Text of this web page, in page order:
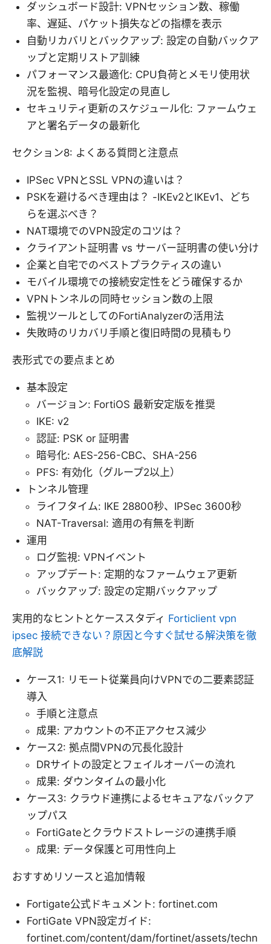
ダッシュボード設計: VPNセッション数、稼働
率、遅延、パケット損失などの指標を表示
自動リカバリとバックアップ: 設定の自動バックア
ップと定期リストア訓練
パフォーマンス最適化: CPU負荷とメモリ使用状
況を監視、暗号化設定の見直し
セキュリティ更新のスケジュール化: ファームウェ
アと署名データの最新化
セクション8: よくある質問と注意点
IPSec VPNとSSL VPNの違いは？
PSKを避けるべき理由は？ -IKEv2とIKEv1、どち
らを選ぶべき？
NAT環境でのVPN設定のコツは？
クライアント証明書 vs サーバー証明書の使い分け
企業と自宅でのベストプラクティスの違い
モバイル環境での接続安定性をどう確保するか
VPNトンネルの同時セッション数の上限
監視ツールとしてのFortiAnalyzerの活用法
失敗時のリカバリ手順と復旧時間の見積もり
表形式での要点まとめ
基本設定
バージョン: FortiOS 最新安定版を推奨
IKE: v2
認証: PSK or 証明書
暗号化: AES-256-CBC、SHA-256
PFS: 有効化（グループ2以上）
トンネル管理
ライフタイム: IKE 28800秒、IPSec 3600秒
NAT-Traversal: 適用の有無を判断
運用
ログ監視: VPNイベント
アップデート: 定期的なファームウェア更新
バックアップ: 設定の定期バックアップ
実用的なヒントとケーススタディ Forticlient vpn
ipsec 接続できない？原因と今すぐ試せる解決策を徹
底解説
ケース1: リモート従業員向けVPNでの二要素認証
導入
手順と注意点
成果: アカウントの不正アクセス減少
ケース2: 拠点間VPNの冗長化設計
DRサイトの設定とフェイルオーバーの流れ
成果: ダウンタイムの最小化
ケース3: クラウド連携によるセキュアなバックア
ップパス
FortiGateとクラウドストレージの連携手順
成果: データ保護と可用性向上
おすすめリソースと追加情報
Fortigate公式ドキュメント: fortinet.com
FortiGate VPN設定ガイド:
fortinet.com/content/dam/fortinet/assets/techn